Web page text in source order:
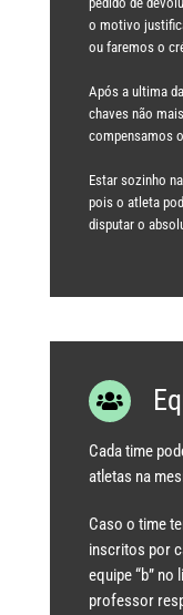
o motivo
ou faremos o
Após a ultima
chaves não
compensamos
Estar sozinho
pois o atleta
disputar o
Cada time
atletas na
Caso o time
inscritos por
equipe “b”
professor